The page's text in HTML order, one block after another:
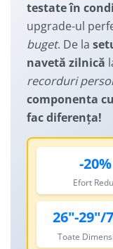
Lumini Spate
Cosuri pentru
Ghidoline
Huse Șa
Mansoane
Pedale SPD
Accesorii Pedale
Borsete si Genti
Protectii Cadru
Lanturi
ZA Missinglink
Solutii Tubeless
Spacere/Axe Butuci/
Cabluri
Camere de bicicleta
Accesorii Camere
Capete Cablu si Manta
Coliere Șa
Accesorii Frane
Distantiere
Manusi
Ochelari
testate în
upgrade-ul
buget. De la
navetă zilnică
recorduri
componenta
fac diferența!
-20%
Efort
26"-29"/
Toate